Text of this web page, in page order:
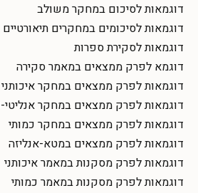
דוגמאות לסיכום במחקר משולב
דוגמאות לסיכומים במחקרים תיאורטיים
דוגמאות לסקירת ספרות
דוגמא לפרק ממצאים במאמר סקירה
דוגמאות לפרק ממצאים במחקר איכותני
דוגמאות לפרק ממצאים במחקר
דוגמאות לפרק ממצאים במחקר כמותי
דוגמאות לפרק ממצאים במטא-אנליזה
דוגמאות לפרק מסקנות במאמר איכותני
דוגמאות לפרק מסקנות במאמר כמותי